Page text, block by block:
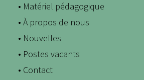
• Matériel pédagogique
• À propos de nous
• Nouvelles
• Postes vacants
• Contact